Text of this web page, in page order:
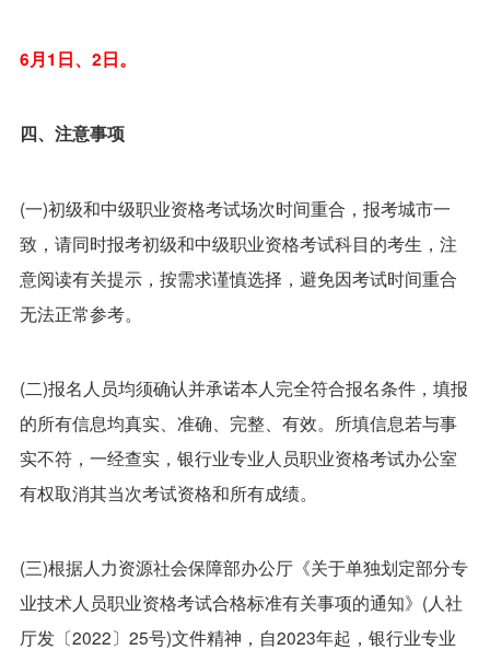
6月1日、2日。
四、注意事项
(一)初级和中级职业资格考试场次时间重合，报考城市一
致，请同时报考初级和中级职业资格考试科目的考生，注
意阅读有关提示，按需求谨慎选择，避免因考试时间重合
无法正常参考。
(二)报名人员均须确认并承诺本人完全符合报名条件，填报
的所有信息均真实、准确、完整、有效。所填信息若与事
实不符，一经查实，银行业专业人员职业资格考试办公室
有权取消其当次考试资格和所有成绩。
(三)根据人力资源社会保障部办公厅《关于单独划定部分专
业技术人员职业资格考试合格标准有关事项的通知》(人社
厅发〔2022〕25号)文件精神，自2023年起，银行业专业